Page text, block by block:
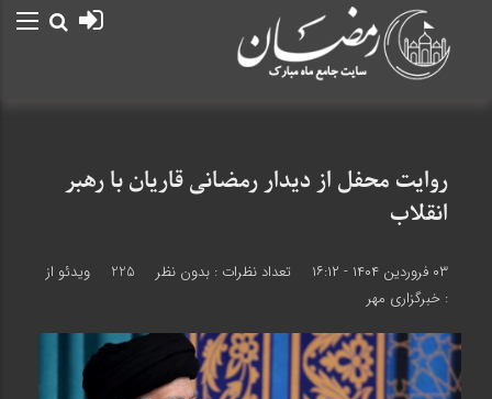
روایت محفل از دیدار رمضانی قاریان با رهبر
انقلاب
۰۳ فروردین ۱۴۰۴ - ۱۶:۱۲ تعداد نظرات : بدون نظر
ویدئو از
: خبرگزاری مهر